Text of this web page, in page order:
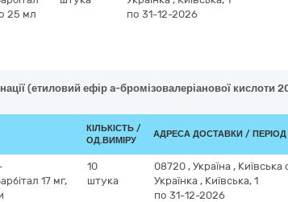
25 мл
по 31-12-2026
(етиловий ефір a-бромізовалеріанової кислоти
КІЛЬКІСТЬ /
ОД.ВИМІРУ
АДРЕСА ДОСТАВКИ /
17 мг,
10
штука
08720 , Україна , Київська
Українка , Київська, 1
по 31-12-2026